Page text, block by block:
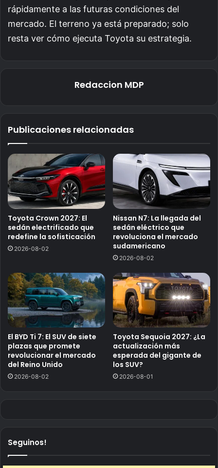
rápidamente a las futuras condiciones del
mercado. El terreno ya está preparado; solo
resta ver cómo ejecuta Toyota su estrategia.
Redaccion MDP
Publicaciones relacionadas
Toyota Crown 2027: El
sedán electrificado que
redefine la sofisticación
2026-08-02
Nissan N7: La llegada del
sedán eléctrico que
revoluciona el mercado
sudamericano
2026-08-02
El BYD Ti 7: El SUV de siete
plazas que promete
revolucionar el mercado
del Reino Unido
2026-08-02
Toyota Sequoia 2027: ¿La
actualización más
esperada del gigante de
los SUV?
2026-08-01
Seguinos!